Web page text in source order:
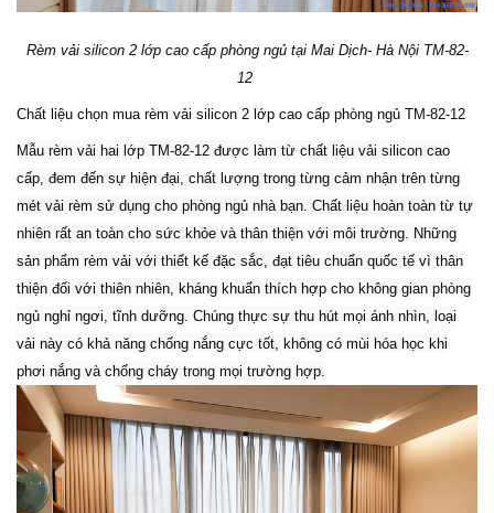
Rèm vải silicon 2 lớp cao cấp phòng ngủ tại Mai Dịch- Hà Nội TM-82-
12
Chất liệu chọn mua rèm vải silicon 2 lớp cao cấp phòng ngủ TM-82-12
Mẫu rèm vải hai lớp TM-82-12 được làm từ chất liệu vải silicon cao
cấp, đem đến sự hiện đại, chất lượng trong từng cảm nhận trên từng
mét vải rèm sử dụng cho phòng ngủ nhà bạn. Chất liệu hoàn toàn từ tự
nhiên rất an toàn cho sức khỏe và thân thiện với môi trường. Những
sản phẩm rèm vải với thiết kế đặc sắc, đạt tiêu chuẩn quốc tế vì thân
thiện đối với thiên nhiên, kháng khuẩn thích hợp cho không gian phòng
ngủ nghỉ ngơi, tĩnh dưỡng. Chúng thực sự thu hút mọi ánh nhìn, loại
vải này có khả năng chống nắng cực tốt, không có mùi hóa học khi
phơi nắng và chống cháy trong mọi trường hợp.